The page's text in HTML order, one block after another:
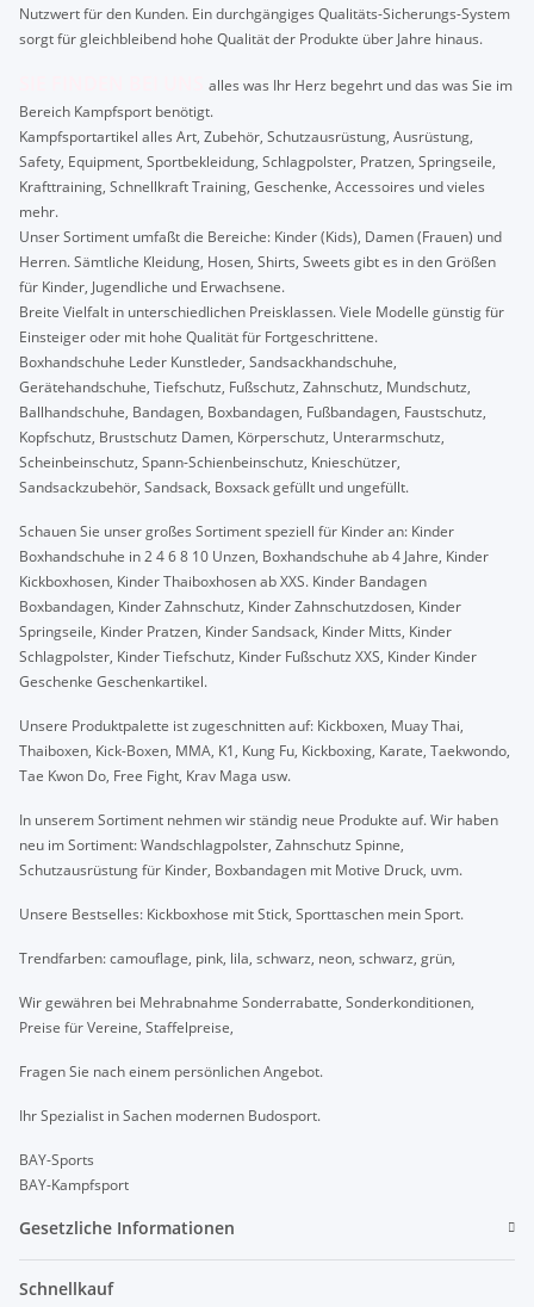
Nutzwert für den Kunden. Ein durchgängiges Qualitäts-Sicherungs-System
sorgt für gleichbleibend hohe Qualität der Produkte über Jahre hinaus.
alles was Ihr Herz begehrt und das was Sie im
Bereich Kampfsport benötigt.
Kampfsportartikel alles Art, Zubehör, Schutzausrüstung, Ausrüstung,
Safety, Equipment, Sportbekleidung, Schlagpolster, Pratzen, Springseile,
Krafttraining, Schnellkraft Training, Geschenke, Accessoires und vieles
mehr.
Unser Sortiment umfaßt die Bereiche: Kinder (Kids), Damen (Frauen) und
Herren. Sämtliche Kleidung, Hosen, Shirts, Sweets gibt es in den Größen
für Kinder, Jugendliche und Erwachsene.
Breite Vielfalt in unterschiedlichen Preisklassen. Viele Modelle günstig für
Einsteiger oder mit hohe Qualität für Fortgeschrittene.
Boxhandschuhe Leder Kunstleder, Sandsackhandschuhe,
Gerätehandschuhe, Tiefschutz, Fußschutz, Zahnschutz, Mundschutz,
Ballhandschuhe, Bandagen, Boxbandagen, Fußbandagen, Faustschutz,
Kopfschutz, Brustschutz Damen, Körperschutz, Unterarmschutz,
Scheinbeinschutz, Spann-Schienbeinschutz, Knieschützer,
Sandsackzubehör, Sandsack, Boxsack gefüllt und ungefüllt.
Schauen Sie unser großes Sortiment speziell für Kinder an: Kinder
Boxhandschuhe in 2 4 6 8 10 Unzen, Boxhandschuhe ab 4 Jahre, Kinder
Kickboxhosen, Kinder Thaiboxhosen ab XXS. Kinder Bandagen
Boxbandagen, Kinder Zahnschutz, Kinder Zahnschutzdosen, Kinder
Springseile, Kinder Pratzen, Kinder Sandsack, Kinder Mitts, Kinder
Schlagpolster, Kinder Tiefschutz, Kinder Fußschutz XXS, Kinder Kinder
Geschenke Geschenkartikel.
Unsere Produktpalette ist zugeschnitten auf: Kickboxen, Muay Thai,
Thaiboxen, Kick-Boxen, MMA, K1, Kung Fu, Kickboxing, Karate, Taekwondo,
Tae Kwon Do, Free Fight, Krav Maga usw.
In unserem Sortiment nehmen wir ständig neue Produkte auf. Wir haben
neu im Sortiment: Wandschlagpolster, Zahnschutz Spinne,
Schutzausrüstung für Kinder, Boxbandagen mit Motive Druck, uvm.
Unsere Bestselles: Kickboxhose mit Stick, Sporttaschen mein Sport.
Trendfarben: camouflage, pink, lila, schwarz, neon, schwarz, grün,
Wir gewähren bei Mehrabnahme Sonderrabatte, Sonderkonditionen,
Preise für Vereine, Staffelpreise,
Fragen Sie nach einem persönlichen Angebot.
Ihr Spezialist in Sachen modernen Budosport.
BAY-Sports
BAY-Kampfsport
Gesetzliche Informationen
Schnellkauf